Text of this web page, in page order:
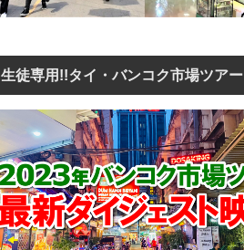
生徒専用!!タイ・バンコク市場ツアー